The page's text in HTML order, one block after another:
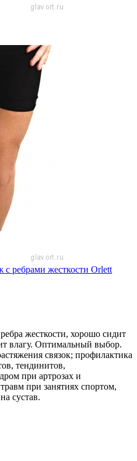
ребрами жесткости Orlett
жесткости, хорошо сидит
влагу. Оптимальный выбор.
связок; профилактика
тендинитов,
при артрозах и
при занятиях спортом,
сустав.